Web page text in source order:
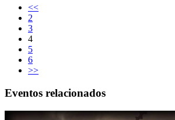
<<
2
3
4
5
6
>>
Eventos relacionados